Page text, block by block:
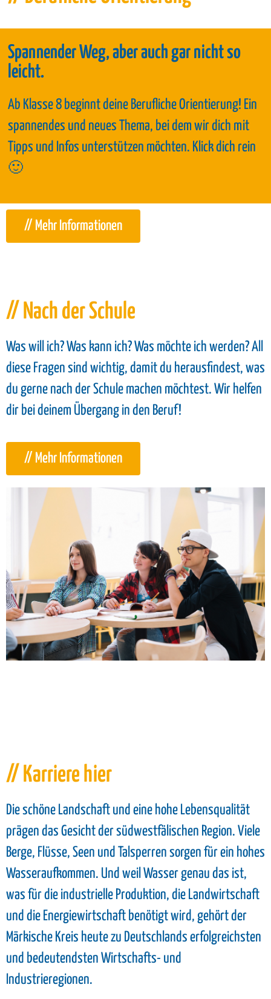
Spannender Weg, aber auch gar nicht so
leicht.
Ab Klasse 8 beginnt deine Berufliche Orientierung! Ein
spannendes und neues Thema, bei dem wir dich mit
Tipps und Infos unterstützen möchten. Klick dich rein
🙂
// Mehr Informationen
// Nach der Schule
Was will ich? Was kann ich? Was möchte ich werden? All
diese Fragen sind wichtig, damit du herausfindest, was
du gerne nach der Schule machen möchtest. Wir helfen
dir bei deinem Übergang in den Beruf!
// Mehr Informationen
// Karriere hier
Die schöne Landschaft und eine hohe Lebensqualität
prägen das Gesicht der südwestfälischen Region. Viele
Berge, Flüsse, Seen und Talsperren sorgen für ein hohes
Wasseraufkommen. Und weil Wasser genau das ist,
was für die industrielle Produktion, die Landwirtschaft
und die Energiewirtschaft benötigt wird, gehört der
Märkische Kreis heute zu Deutschlands erfolgreichsten
und bedeutendsten Wirtschafts- und
Industrieregionen.